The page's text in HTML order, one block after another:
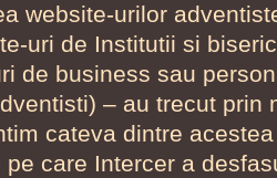
website-urilor
uri de Institutii si
de business sau
– au trecut prin
cateva dintre
care Intercer a